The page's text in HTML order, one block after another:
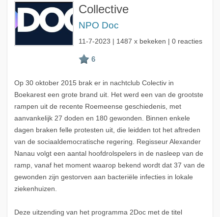
Collective
NPO Doc
11-7-2023 | 1487 x bekeken | 0 reacties
Op 30 oktober 2015 brak er in nachtclub Colectiv in
Boekarest een grote brand uit. Het werd een van de grootste
rampen uit de recente Roemeense geschiedenis, met
aanvankelijk 27 doden en 180 gewonden. Binnen enkele
dagen braken felle protesten uit, die leidden tot het aftreden
van de sociaaldemocratische regering. Regisseur Alexander
Nanau volgt een aantal hoofdrolspelers in de nasleep van de
ramp, vanaf het moment waarop bekend wordt dat 37 van de
gewonden zijn gestorven aan bacteriële infecties in lokale
ziekenhuizen.
Deze uitzending van het programma 2Doc met de titel